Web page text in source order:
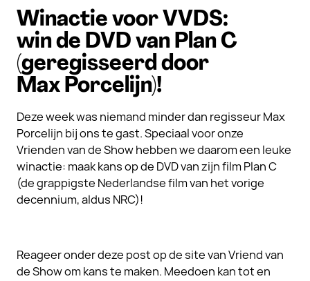
Winactie voor VVDS:
win de DVD van Plan C
(geregisseerd door
Max Porcelijn)!
Deze week was niemand minder dan regisseur Max
Porcelijn bij ons te gast. Speciaal voor onze
Vrienden van de Show hebben we daarom een leuke
winactie: maak kans op de DVD van zijn film Plan C
(de grappigste Nederlandse film van het vorige
decennium, aldus NRC)!
Reageer onder deze post op de site van Vriend van
de Show om kans te maken. Meedoen kan tot en